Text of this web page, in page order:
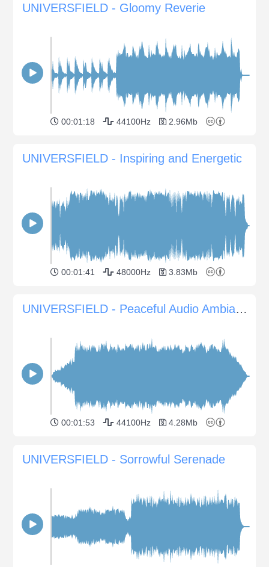
UNIVERSFIELD - Gloomy Reverie
00:01:18 44100Hz 2.96Mb
UNIVERSFIELD - Inspiring and Energetic
00:01:41 48000Hz 3.83Mb
UNIVERSFIELD - Peaceful Audio Ambiance
00:01:53 44100Hz 4.28Mb
UNIVERSFIELD - Sorrowful Serenade